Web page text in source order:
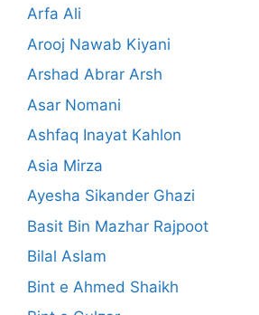
Arfa Ali
Arooj Nawab Kiyani
Arshad Abrar Arsh
Asar Nomani
Ashfaq Inayat Kahlon
Asia Mirza
Ayesha Sikander Ghazi
Basit Bin Mazhar Rajpoot
Bilal Aslam
Bint e Ahmed Shaikh